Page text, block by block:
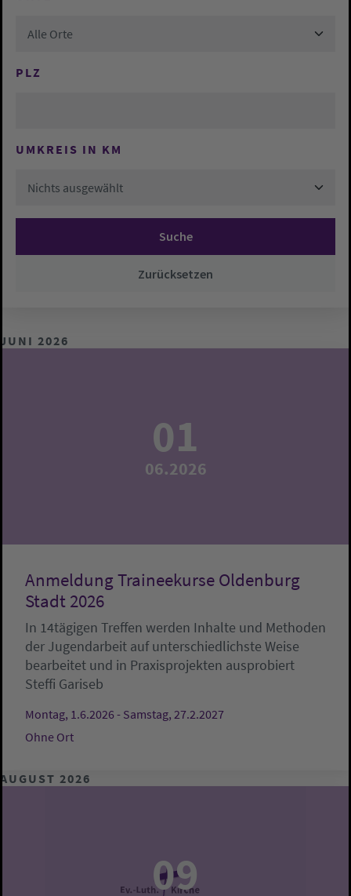
Alle Orte
PLZ
UMKREIS IN KM
Nichts ausgewählt
Suche
Zurücksetzen
JUNI 2026
01
06.2026
Anmeldung Traineekurse Oldenburg
Stadt 2026
In 14tägigen Treffen werden Inhalte und Methoden
der Jugendarbeit auf unterschiedlichste Weise
bearbeitet und in Praxisprojekten ausprobiert
Steffi Gariseb
Montag, 1.6.2026 - Samstag, 27.2.2027
Ohne Ort
AUGUST 2026
09